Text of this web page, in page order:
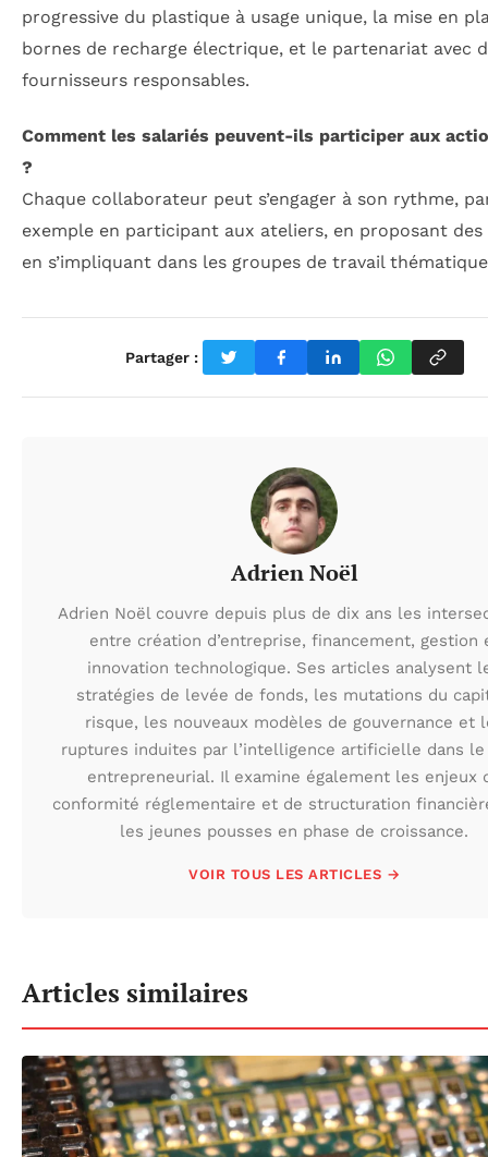
progressive du plastique à usage unique, la mise en
bornes de recharge électrique, et le partenariat avec
fournisseurs responsables.
Comment les salariés peuvent-ils participer aux
?
Chaque collaborateur peut s’engager à son rythme,
exemple en participant aux ateliers, en proposant des
en s’impliquant dans les groupes de travail
Partager :
Adrien Noël
Adrien Noël couvre depuis plus de dix ans les
entre création d’entreprise, financement, gestion
innovation technologique. Ses articles analysent
stratégies de levée de fonds, les mutations du
risque, les nouveaux modèles de gouvernance et
ruptures induites par l’intelligence artificielle dans
entrepreneurial. Il examine également les enjeux
conformité réglementaire et de structuration
les jeunes pousses en phase de croissance.
VOIR TOUS LES ARTICLES →
Articles similaires